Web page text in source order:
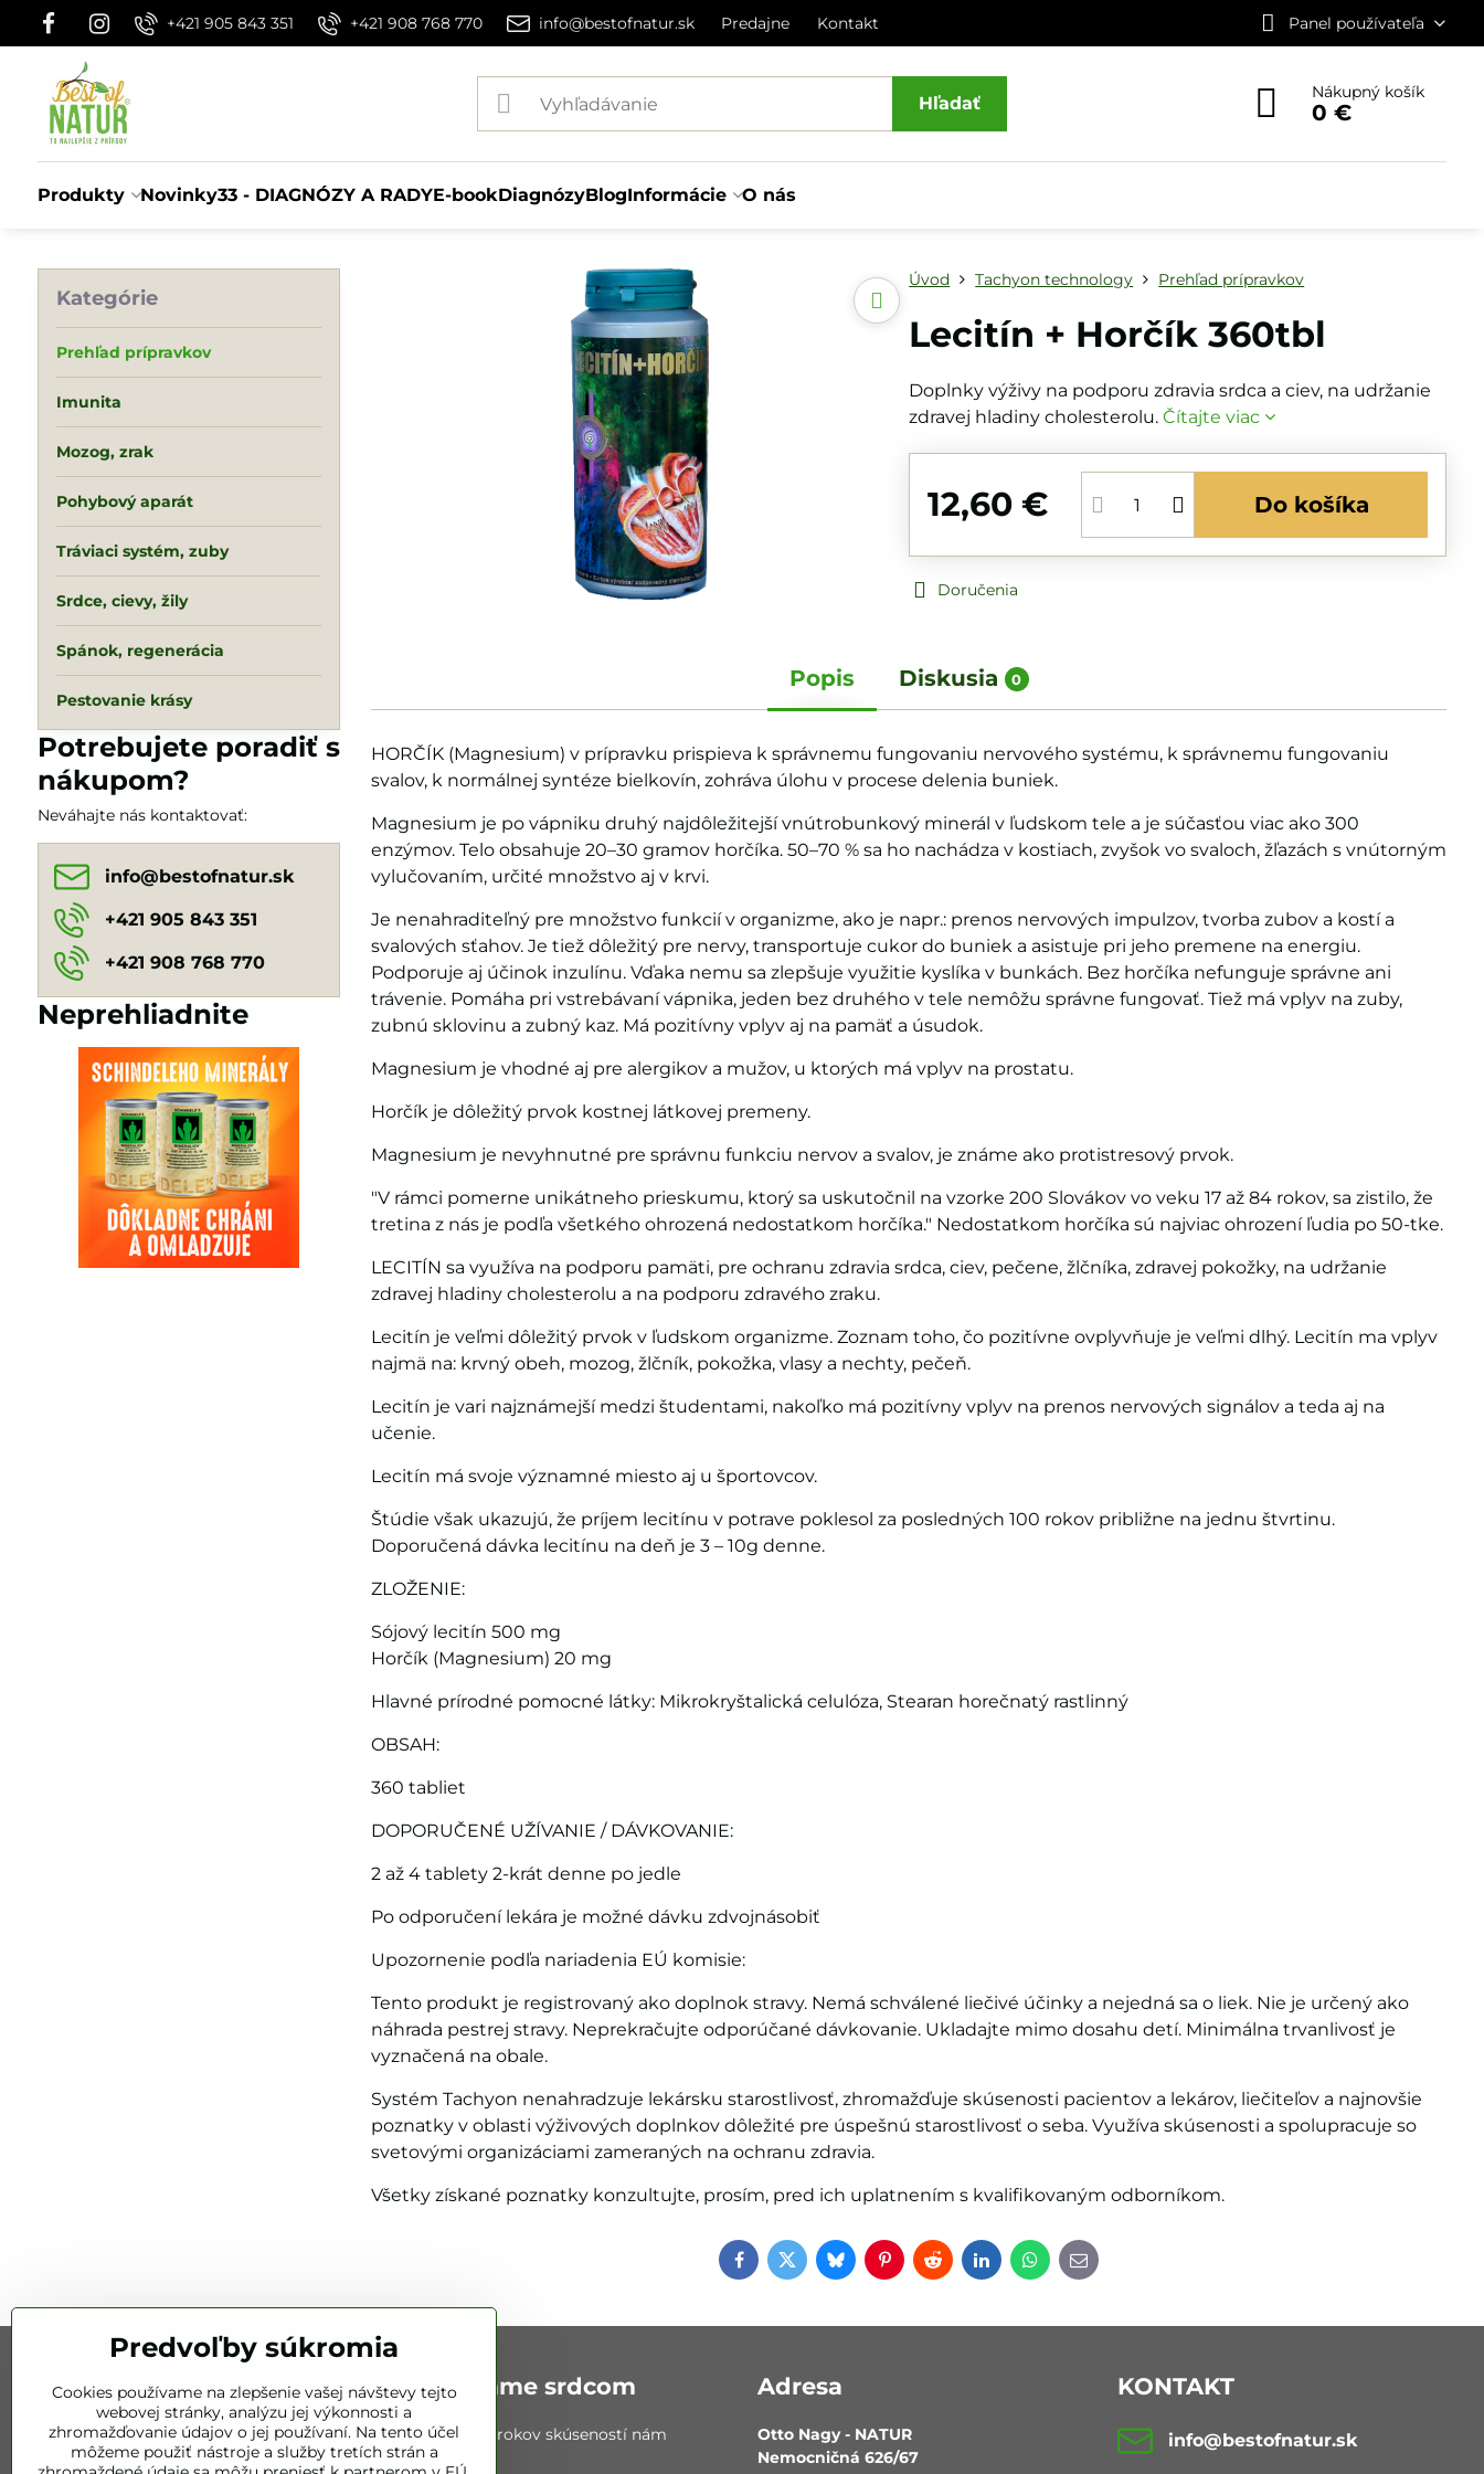
+421 905 843 351 +421 908 768 770 info@bestofnatur.sk Predajne Kontakt Panel používateľa
Hľadať
Nákupný košík
0 €
Produkty Novinky33 - DIAGNÓZY A RADYE-bookDiagnózyBlogInformácie O nás
Úvod Tachyon technology Prehľad prípravkov
Lecitín + Horčík 360tbl
Doplnky výživy na podporu zdravia srdca a ciev, na udržanie
zdravej hladiny cholesterolu.Čítajte viac
12,60 € Do košíka
Doručenia
Popis Diskusia 0
HORČÍK (Magnesium) v prípravku prispieva k správnemu fungovaniu nervového systému, k správnemu fungovaniu
svalov, k normálnej syntéze bielkovín, zohráva úlohu v procese delenia buniek.
Magnesium je po vápniku druhý najdôležitejší vnútrobunkový minerál v ľudskom tele a je súčasťou viac ako 300
enzýmov. Telo obsahuje 20–30 gramov horčíka. 50–70 % sa ho nachádza v kostiach, zvyšok vo svaloch, žľazách s vnútorným
vylučovaním, určité množstvo aj v krvi.
Je nenahraditeľný pre množstvo funkcií v organizme, ako je napr.: prenos nervových impulzov, tvorba zubov a kostí a
svalových sťahov. Je tiež dôležitý pre nervy, transportuje cukor do buniek a asistuje pri jeho premene na energiu.
Podporuje aj účinok inzulínu. Vďaka nemu sa zlepšuje využitie kyslíka v bunkách. Bez horčíka nefunguje správne ani
trávenie. Pomáha pri vstrebávaní vápnika, jeden bez druhého v tele nemôžu správne fungovať. Tiež má vplyv na zuby,
zubnú sklovinu a zubný kaz. Má pozitívny vplyv aj na pamäť a úsudok.
Magnesium je vhodné aj pre alergikov a mužov, u ktorých má vplyv na prostatu.
Horčík je dôležitý prvok kostnej látkovej premeny.
Magnesium je nevyhnutné pre správnu funkciu nervov a svalov, je známe ako protistresový prvok.
"V rámci pomerne unikátneho prieskumu, ktorý sa uskutočnil na vzorke 200 Slovákov vo veku 17 až 84 rokov, sa zistilo, že
tretina z nás je podľa všetkého ohrozená nedostatkom horčíka." Nedostatkom horčíka sú najviac ohrození ľudia po 50-tke.
LECITÍN sa využíva na podporu pamäti, pre ochranu zdravia srdca, ciev, pečene, žlčníka, zdravej pokožky, na udržanie
zdravej hladiny cholesterolu a na podporu zdravého zraku.
Lecitín je veľmi dôležitý prvok v ľudskom organizme. Zoznam toho, čo pozitívne ovplyvňuje je veľmi dlhý. Lecitín ma vplyv
najmä na: krvný obeh, mozog, žlčník, pokožka, vlasy a nechty, pečeň.
Lecitín je vari najznámejší medzi študentami, nakoľko má pozitívny vplyv na prenos nervových signálov a teda aj na
učenie.
Lecitín má svoje významné miesto aj u športovcov.
Štúdie však ukazujú, že príjem lecitínu v potrave poklesol za posledných 100 rokov približne na jednu štvrtinu.
Doporučená dávka lecitínu na deň je 3 – 10g denne.
ZLOŽENIE:
Sójový lecitín 500 mg
Horčík (Magnesium) 20 mg
Hlavné prírodné pomocné látky: Mikrokryštalická celulóza, Stearan horečnatý rastlinný
OBSAH:
360 tabliet
DOPORUČENÉ UŽÍVANIE / DÁVKOVANIE:
2 až 4 tablety 2-krát denne po jedle
Po odporučení lekára je možné dávku zdvojnásobiť
Upozornenie podľa nariadenia EÚ komisie:
Tento produkt je registrovaný ako doplnok stravy. Nemá schválené liečivé účinky a nejedná sa o liek. Nie je určený ako
náhrada pestrej stravy. Neprekračujte odporúčané dávkovanie. Ukladajte mimo dosahu detí. Minimálna trvanlivosť je
vyznačená na obale.
Systém Tachyon nenahradzuje lekársku starostlivosť, zhromažďuje skúsenosti pacientov a lekárov, liečiteľov a najnovšie
poznatky v oblasti výživových doplnkov dôležité pre úspešnú starostlivosť o seba. Využíva skúsenosti a spolupracuje so
svetovými organizáciami zameraných na ochranu zdravia.
Všetky získané poznatky konzultujte, prosím, pred ich uplatnením s kvalifikovaným odborníkom.
Facebook
TwitterBlueskyPinterest
RedditLinkedInWhatsApp
E-
mail
Kategórie
Prehľad prípravkov
Imunita
Mozog, zrak
Pohybový aparát
Tráviaci systém, zuby
Srdce, cievy, žily
Spánok, regenerácia
Pestovanie krásy
Potrebujete poradiť s
nákupom?
Neváhajte nás kontaktovať:
info​@bestofnatur​.sk
+421 905 843 351
+421 908 768 770
Neprehliadnite
Podnikáme srdcom
Bez mála 20 rokov skúseností nám
dokazuje,
Adresa
Otto Nagy - NATUR
Nemocničná 626/67
KONTAKT
info​@bestofnatur​.sk
Predvoľby súkromia
Cookies používame na zlepšenie vašej návštevy tejto
webovej stránky, analýzu jej výkonnosti a
zhromažďovanie údajov o jej používaní. Na tento účel
môžeme použiť nástroje a služby tretích strán a